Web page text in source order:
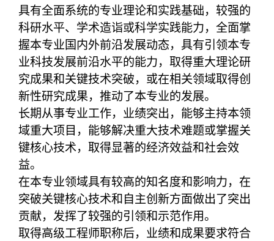
具有全面系统的专业理论和实践基础，较强的
科研水平、学术造诣或科学实践能力，全面掌
握本专业国内外前沿发展动态，具有引领本专
业科技发展前沿水平的能力，取得重大理论研
究成果和关键技术突破，或在相关领域取得创
新性研究成果，推动了本专业的发展。
长期从事专业工作，业绩突出，能够主持本领
域重大项目，能够解决重大技术难题或掌握关
键核心技术，取得显著的经济效益和社会效
益。
在本专业领域具有较高的知名度和影响力，在
突破关键核心技术和自主创新方面做出了突出
贡献，发挥了较强的引领和示范作用。
取得高级工程师职称后，业绩和成果要求符合